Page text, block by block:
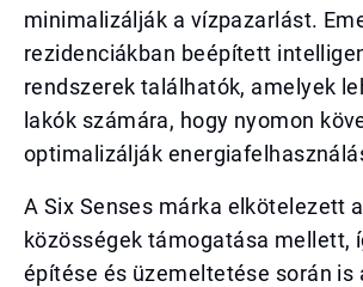
minimalizálják a vízpazarlást.
rezidenciákban beépített
rendszerek találhatók, amelyek
lakók számára, hogy nyomon
optimalizálják
A Six Senses márka elkötelezett
közösségek támogatása mellett,
építése és üzemeltetése során is